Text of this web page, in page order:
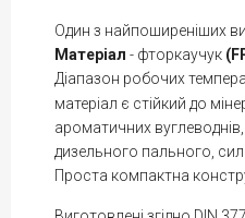
Один з найпоширеніших
Матеріал - фторкаучук
Діапазон робочих
матеріал є стійкий до
ароматичних
дизельного пального,
Проста компактна